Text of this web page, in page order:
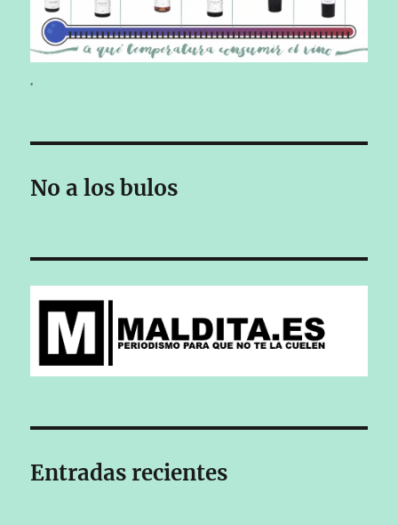
.
No a los bulos
Entradas recientes